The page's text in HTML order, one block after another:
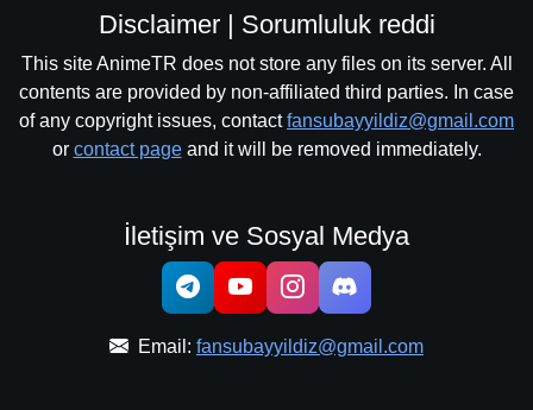
Disclaimer | Sorumluluk reddi
This site AnimeTR does not store any files on its server. All
contents are provided by non-affiliated third parties. In case
of any copyright issues, contactfansubayyildiz@gmail.com
or contact pageand it will be removed immediately.
İletişim ve Sosyal Medya
Email: fansubayyildiz@gmail.com